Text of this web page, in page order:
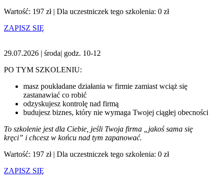
Wartość: 197 zł | Dla uczestniczek tego szkolenia: 0 zł
ZAPISZ SIĘ
29.07.2026 | środa| godz. 10-12
PO TYM SZKOLENIU:
masz poukładane działania w firmie zamiast wciąż się
zastanawiać co robić
odzyskujesz kontrolę nad firmą
budujesz biznes, który nie wymaga Twojej ciągłej obecności
To szkolenie jest dla Ciebie, jeśli Twoja firma „jakoś sama się
kręci” i chcesz w końcu nad tym zapanować.
Wartość: 197 zł | Dla uczestniczek tego szkolenia: 0 zł
ZAPISZ SIĘ